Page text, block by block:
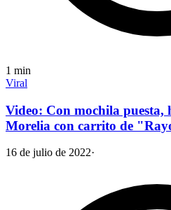
1 min
Viral
Video: Con mochila puesta,
Morelia con carrito de
16 de julio de 2022·